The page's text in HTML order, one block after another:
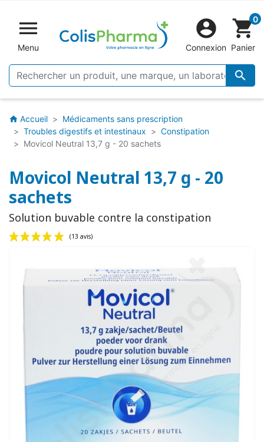

Menu


Connexion
shopping_cart0
Panier
home Accueil
Médicaments sans prescription
Troubles digestifs et intestinaux
Constipation
Movicol Neutral 13,7 g - 20 sachets
Movicol Neutral 13,7 g - 20
sachets
Solution buvable contre la constipation
(13 avis)